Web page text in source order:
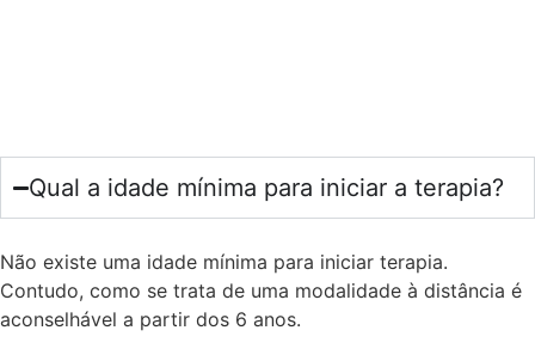
Qual a idade mínima para iniciar a terapia?
Não existe uma idade mínima para iniciar terapia.
Contudo, como se trata de uma modalidade à distância é
aconselhável a partir dos 6 anos.